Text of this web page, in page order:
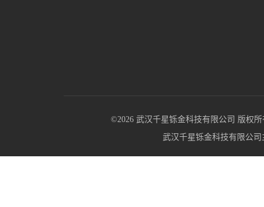
©2026 武汉千星铄金科技有限公司 版权所
武汉千星铄金科技有限公